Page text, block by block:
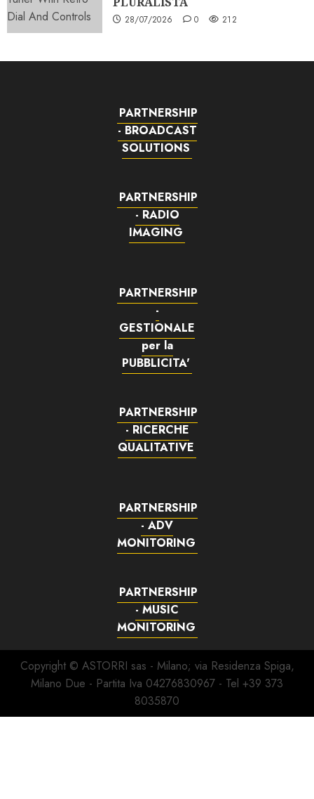
28/07/2026 0 212
PARTNERSHIP
- BROADCAST
SOLUTIONS
PARTNERSHIP
- RADIO
IMAGING
PARTNERSHIP
-
GESTIONALE
per la
PUBBLICITA'
PARTNERSHIP
- RICERCHE
QUALITATIVE
PARTNERSHIP
- ADV
MONITORING
PARTNERSHIP
- MUSIC
MONITORING
Copyright © ASTORRI sas - Milano; via Residenza Spiga,
Milano Due - Partita Iva 04276830967 - Tel +39 373
8035870